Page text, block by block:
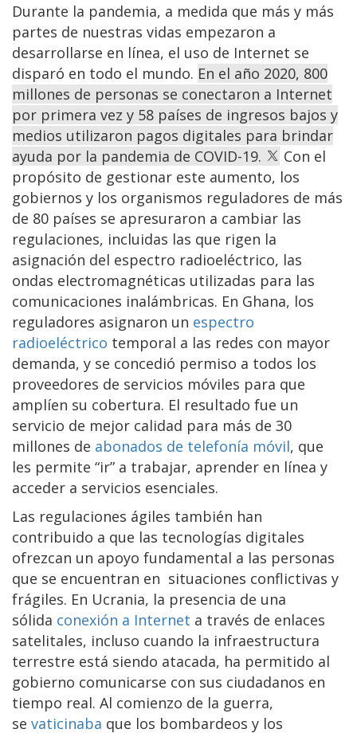
Durante la pandemia, a medida que más y más
partes de nuestras vidas empezaron a
desarrollarse en línea, el uso de Internet se
disparó en todo el mundo. En el año 2020, 800
millones de personas se conectaron a Internet
por primera vez y 58 países de ingresos bajos y
medios utilizaron pagos digitales para brindar
ayuda por la pandemia de COVID-19.
Con el
propósito de gestionar este aumento, los
gobiernos y los organismos reguladores de más
de 80 países se apresuraron a cambiar las
regulaciones, incluidas las que rigen la
asignación del espectro radioeléctrico, las
ondas electromagnéticas utilizadas para las
comunicaciones inalámbricas. En Ghana, los
reguladores asignaron un espectro
radioeléctrico temporal a las redes con mayor
demanda, y se concedió permiso a todos los
proveedores de servicios móviles para que
amplíen su cobertura. El resultado fue un
servicio de mejor calidad para más de 30
millones de abonados de telefonía móvil, que
les permite “ir” a trabajar, aprender en línea y
acceder a servicios esenciales.
Las regulaciones ágiles también han
contribuido a que las tecnologías digitales
ofrezcan un apoyo fundamental a las personas
que se encuentran en situaciones conflictivas y
frágiles. En Ucrania, la presencia de una
sólida conexión a Internet a través de enlaces
satelitales, incluso cuando la infraestructura
terrestre está siendo atacada, ha permitido al
gobierno comunicarse con sus ciudadanos en
tiempo real. Al comienzo de la guerra,
se vaticinaba que los bombardeos y los